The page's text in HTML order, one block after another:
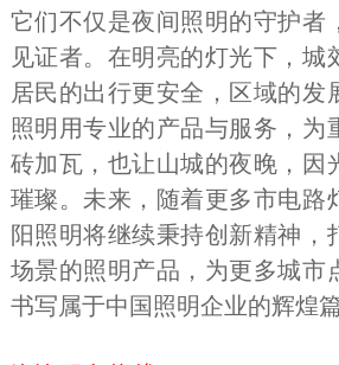
它们不仅是夜间照明的守护者
见证者。在明亮的灯光下，城
居民的出行更安全，区域的发
照明用专业的产品与服务，为
砖加瓦，也让山城的夜晚，因
璀璨。未来，随着更多市电路
阳照明将继续秉持创新精神，
场景的照明产品，为更多城市
书写属于中国照明企业的辉煌篇